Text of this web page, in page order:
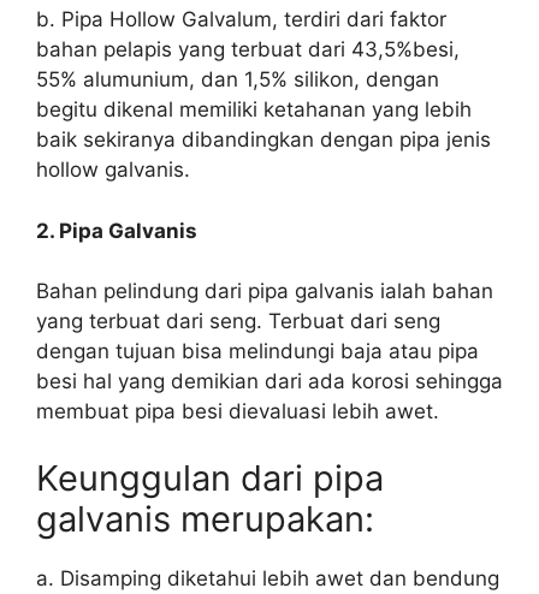
b. Pipa Hollow Galvalum, terdiri dari faktor
bahan pelapis yang terbuat dari 43,5%besi,
55% alumunium, dan 1,5% silikon, dengan
begitu dikenal memiliki ketahanan yang lebih
baik sekiranya dibandingkan dengan pipa jenis
hollow galvanis.
2. Pipa Galvanis
Bahan pelindung dari pipa galvanis ialah bahan
yang terbuat dari seng. Terbuat dari seng
dengan tujuan bisa melindungi baja atau pipa
besi hal yang demikian dari ada korosi sehingga
membuat pipa besi dievaluasi lebih awet.
Keunggulan dari pipa
galvanis merupakan:
a. Disamping diketahui lebih awet dan bendung